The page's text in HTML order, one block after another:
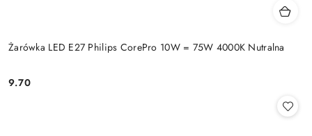
Żarówka LED E27 Philips CorePro 10W = 75W 4000K Nutralna
Cena:
9.70